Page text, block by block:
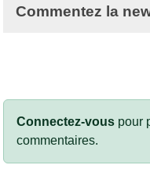
Commentez la
Connectez-vous pour
commentaires.